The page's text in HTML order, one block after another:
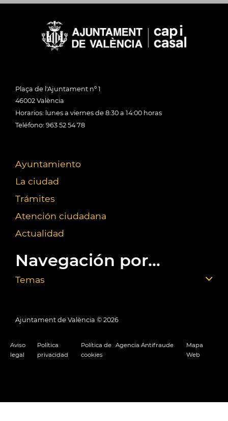
Plaça de l'Ajuntament nº 1
46002 València
Horarios: lunes a viernes de 8:30 a 14:00 horas
Teléfono: 963 52 54 78
Ayuntamiento
La ciudad
Trámites
Atención ciudadana
Actualidad
Navegación por...
Temas
Ajuntament de València © 2026
Aviso
legal
Política
privacidad
Política de
cookies
Agencia Antifraude
Mapa
Web